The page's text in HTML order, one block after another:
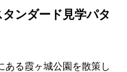
ンダード見学パタ
ある霞ヶ城公園を散策し